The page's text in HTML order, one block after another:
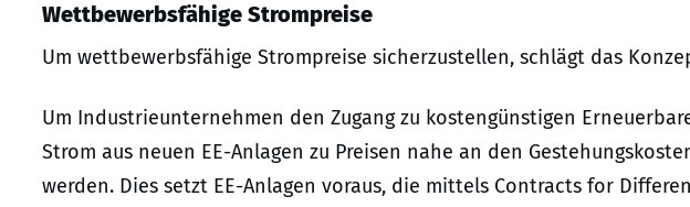
Wettbewerbsfähige Strompreise
Um wettbewerbsfähige Strompreise sicherzustellen, schlägt das
Um Industrieunternehmen den Zugang zu kostengünstigen
Strom aus neuen EE-Anlagen zu Preisen nahe an den
werden. Dies setzt EE-Anlagen voraus, die mittels Contracts for